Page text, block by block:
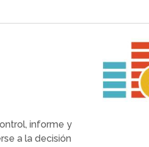
informe y
a la decisión